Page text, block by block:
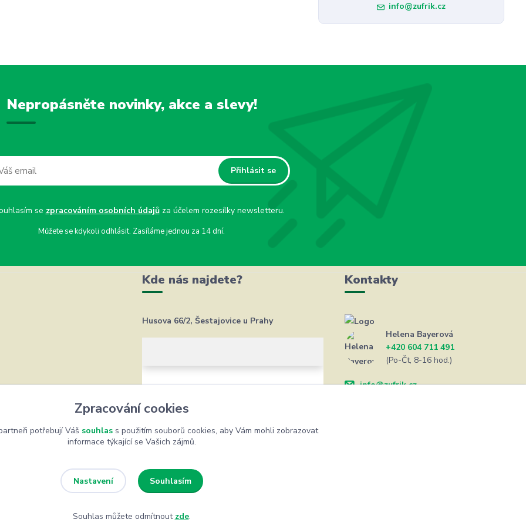
info@zufrik.cz
Nepropásněte novinky, akce a slevy!
Přihlásit se
se zpracováním osobních údajůza účelem rozesílky newsletteru.
Můžete se kdykoli odhlásit. Zasíláme jednou za 14 dní.
Kde nás najdete?
Husova 66/2, Šestajovice u Prahy
Kontakty
Helena Bayerová
+420 604 711 491
(Po-Čt, 8-16 hod.)
info@zufrik.cz
Zpracování cookies
potřebují Váš souhlass použitím souborů cookies, aby Vám mohli zobrazovat
informace týkající se Vašich zájmů.
Nastavení Souhlasím
Souhlas můžete odmítnout zde.